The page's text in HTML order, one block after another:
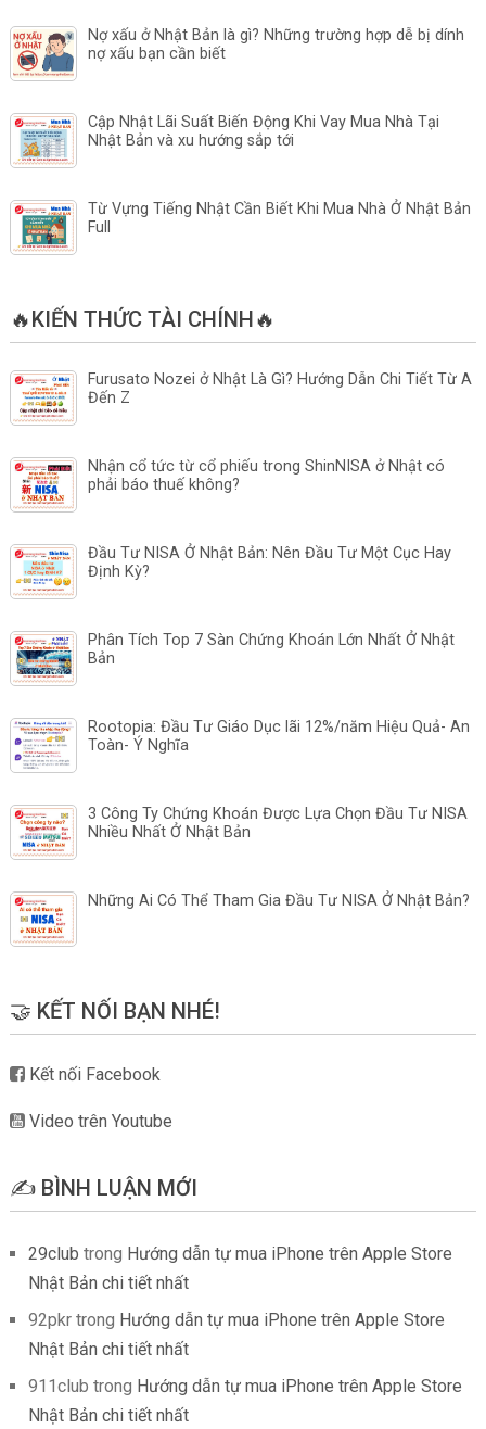
Nợ xấu ở Nhật Bản là gì? Những trường hợp dễ bị dính
nợ xấu bạn cần biết
Cập Nhật Lãi Suất Biến Động Khi Vay Mua Nhà Tại
Nhật Bản và xu hướng sắp tới
Từ Vựng Tiếng Nhật Cần Biết Khi Mua Nhà Ở Nhật Bản
Full
🔥KIẾN THỨC TÀI CHÍNH🔥
Furusato Nozei ở Nhật Là Gì? Hướng Dẫn Chi Tiết Từ A
Đến Z
Nhận cổ tức từ cổ phiếu trong ShinNISA ở Nhật có
phải báo thuế không?
Đầu Tư NISA Ở Nhật Bản: Nên Đầu Tư Một Cục Hay
Định Kỳ?
Phân Tích Top 7 Sàn Chứng Khoán Lớn Nhất Ở Nhật
Bản
Rootopia: Đầu Tư Giáo Dục lãi 12%/năm Hiệu Quả- An
Toàn- Ý Nghĩa
3 Công Ty Chứng Khoán Được Lựa Chọn Đầu Tư NISA
Nhiều Nhất Ở Nhật Bản
Những Ai Có Thể Tham Gia Đầu Tư NISA Ở Nhật Bản?
🤝 KẾT NỐI BẠN NHÉ!
Kết nối Facebook
Video trên Youtube
✍️ BÌNH LUẬN MỚI
29club trong Hướng dẫn tự mua iPhone trên Apple Store
Nhật Bản chi tiết nhất
92pkrtrong Hướng dẫn tự mua iPhone trên Apple Store
Nhật Bản chi tiết nhất
911club trong Hướng dẫn tự mua iPhone trên Apple Store
Nhật Bản chi tiết nhất